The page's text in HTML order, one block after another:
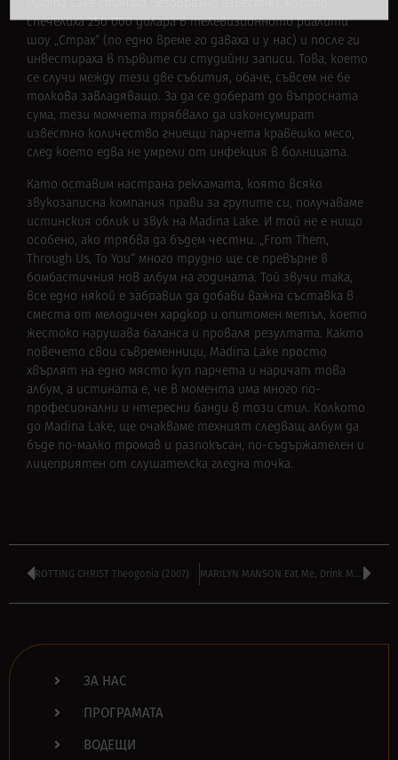
спечелиха 250 000 долара в телевизионното риалити
шоу „Страх“ (по едно време го даваха и у нас) и после ги
инвестираха в първите си студийни записи. Това, което
се случи между тези две събития, обаче, съвсем не бе
толкова завладяващо. За да се доберат до въпросната
сума, тези момчета трябвало да изконсумират
известно количество гниещи парчета кравешко месо,
след което едва не умрели от инфекция в болницата.
Като оставим настрана рекламата, която всяко
звукозаписна компания прави за групите си, получаваме
истинския облик и звук на Madina Lake. И той не е нищо
особено, ако трябва да бъдем честни. „From Them,
Through Us, To You“ много трудно ще се превърне в
бомбастичния нов албум на годината. Той звучи така,
все едно някой е забравил да добави важна съставка в
сместа от мелодичен хардкор и опитомен метъл, което
жестоко нарушава баланса и проваля резултата. Както
повечето свои съвременници, Madina Lake просто
хвърлят на едно място куп парчета и наричат това
албум, а истината е, че в момента има много по-
професионални и нтересни банди в този стил. Колкото
до Madina Lake, ще очакваме техният следващ албум да
бъде по-малко тромав и разпокъсан, по-съдържателен и
лицеприятен от слушателска гледна точка.
ROTTING CHRIST Theogonia (2007) MARILYN MANSON Eat Me, Drink Me (2007)
ЗА НАС
ПРОГРАМАТА
ВОДЕЩИ